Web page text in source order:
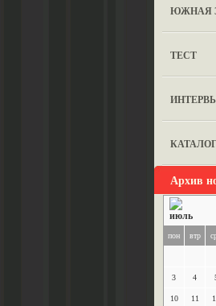
ЮЖНАЯ
ТЕСТ
Архив
пон втр
3 4
10 11